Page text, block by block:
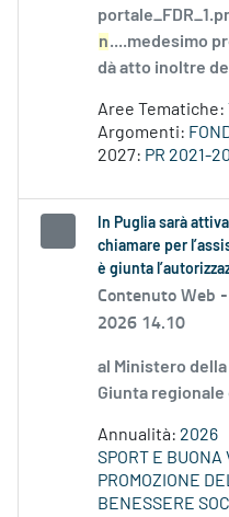
n....medesimo
dà atto inoltre
Aree Tematiche:
Argomenti:
2027: PR 2021-
In Puglia sarà
chiamare per
è giunta
Contenuto Web -
2026 14.10
al Ministero
Giunta regionale
Annualità: 2026
SPORT E BUONA
PROMOZIONE
BENESSERE